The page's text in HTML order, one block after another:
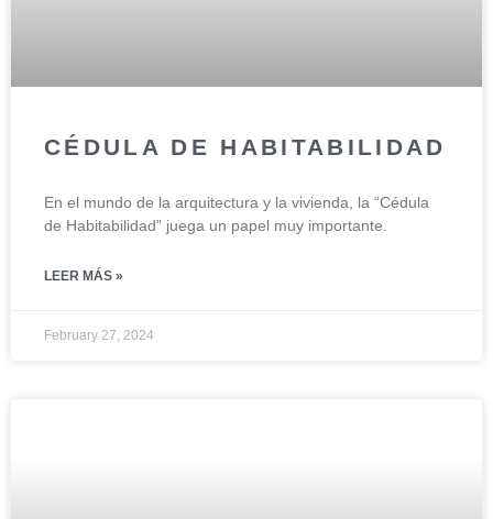
CÉDULA DE HABITABILIDAD
En el mundo de la arquitectura y la vivienda, la “Cédula
de Habitabilidad” juega un papel muy importante.
LEER MÁS »
February 27, 2024